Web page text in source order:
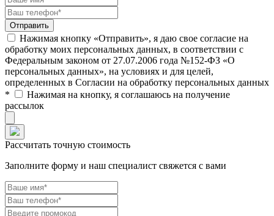
Нажимая кнопку «Отправить», я даю свое согласие на
обработку моих персональных данных, в соответствии с
Федеральным законом от 27.07.2006 года №152-ФЗ «О
персональных данных», на условиях и для целей,
определенных в Согласии на обработку персональных данных
*
Нажимая на кнопку, я соглашаюсь на получение
рассылок
Рассчитать точную стоимость
Заполните форму и наш специалист свяжется с вами